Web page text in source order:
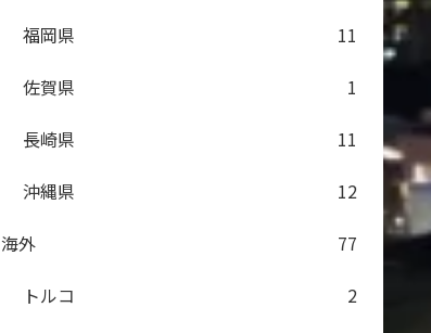
福岡県
11
佐賀県
1
長崎県
11
沖縄県
12
海外
77
トルコ
2